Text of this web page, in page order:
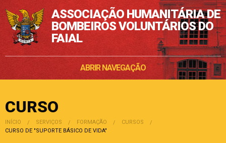
ASSOCIAÇÃO HUMANITÁRIA DE
BOMBEIROS VOLUNTÁRIOS DO
FAIAL
ABRIR NAVEGAÇÃO
CURSO
INÍCIO SERVIÇOS FORMAÇÃO
CURSOS
POSIÇÃO:
CURSO DE "SUPORTE BÁSICO DE VIDA"